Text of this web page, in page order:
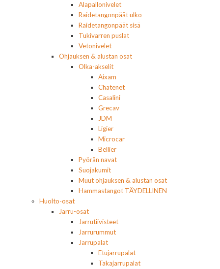
Alapallonivelet
Raidetangonpäät ulko
Raidetangonpäät sisä
Tukivarren puslat
Vetonivelet
Ohjauksen & alustan osat
Olka-akselit
Aixam
Chatenet
Casalini
Grecav
JDM
Ligier
Microcar
Bellier
Pyörän navat
Suojakumit
Muut ohjauksen & alustan osat
Hammastangot TÄYDELLINEN
Huolto-osat
Jarru-osat
Jarrutiivisteet
Jarrurummut
Jarrupalat
Etujarrupalat
Takajarrupalat